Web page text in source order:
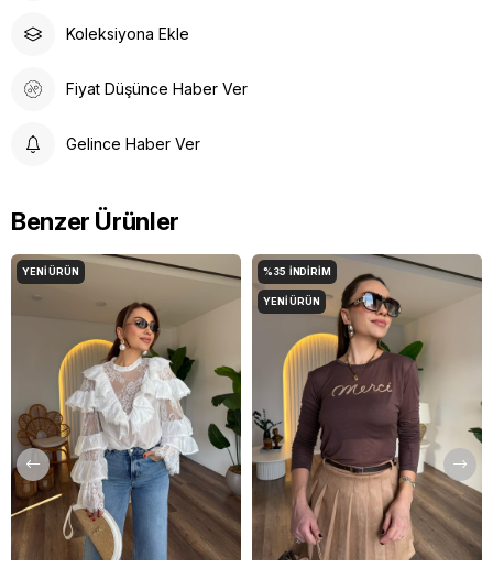
Koleksiyona Ekle
Fiyat Düşünce Haber Ver
Gelince Haber Ver
Benzer Ürünler
YENI ÜRÜN %35 İNDIRIM
YENI ÜRÜN